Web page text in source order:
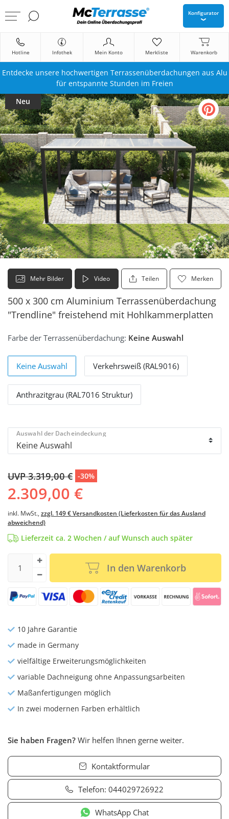
Konfigurator
Hotline Infothek Mein Konto Merkliste Warenkorb
Entdecke unsere hochwertigen Terrassenüberdachungen aus Alu
für entspannte Stunden im Freien
Neu
Mehr Bilder Video Teilen Merken
500 x 300 cm Aluminium Terrassenüberdachung
"Trendline" freistehend mit Hohlkammerplatten
Farbe der Terrassenüberdachung: Keine Auswahl
Keine Auswahl Verkehrsweiß (RAL9016)
Anthrazitgrau (RAL7016 Struktur)
Auswahl der Dacheindeckung
UVP 3.319,00 € -30%
2.309,00 €
inkl. MwSt., zzgl. 149 € Versandkosten (Lieferkosten für das Ausland
abweichend)
Lieferzeit ca. 2 Wochen / auf Wunsch auch später
In den Warenkorb
10 Jahre Garantie
made in Germany
vielfältige Erweiterungsmöglichkeiten
variable Dachneigung ohne Anpassungsarbeiten
Maßanfertigungen möglich
In zwei modernen Farben erhältlich
Sie haben Fragen? Wir helfen Ihnen gerne weiter.
Kontaktformular
Telefon: 044029726922
WhatsApp Chat